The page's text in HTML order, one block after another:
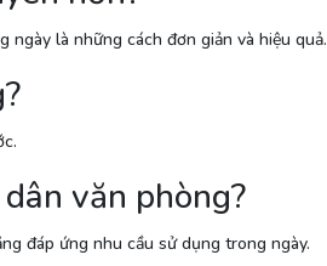
là những cách đơn giản và hiệu quả.
văn phòng?
đáp ứng nhu cầu sử dụng trong ngày.